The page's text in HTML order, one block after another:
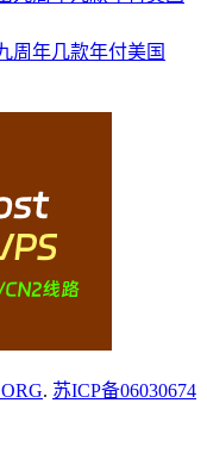
周年几款年付美国
. 苏ICP备06030674